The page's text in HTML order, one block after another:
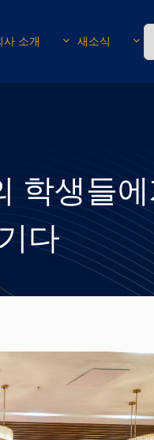
사 소개 새소식
학생들
다